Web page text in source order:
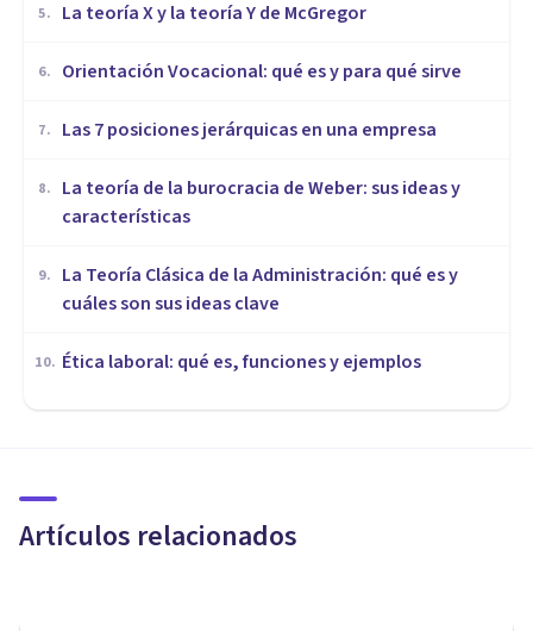
5. La teoría X y la teoría Y de McGregor
6. Orientación Vocacional: qué es y para qué sirve
7. Las 7 posiciones jerárquicas en una empresa
8.
La teoría de la burocracia de Weber: sus ideas y
características
9.
La Teoría Clásica de la Administración: qué es y
cuáles son sus ideas clave
10. Ética laboral: qué es, funciones y ejemplos
Artículos relacionados
con compañeros de trabajo?